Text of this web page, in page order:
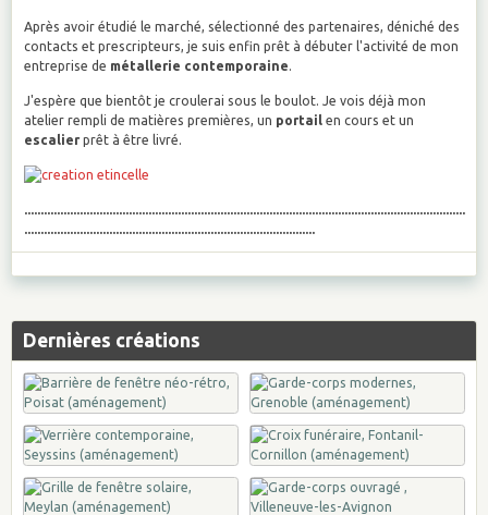
Après avoir étudié le marché, sélectionné des partenaires, déniché des
contacts et prescripteurs, je suis enfin prêt à débuter l'activité de mon
entreprise de métallerie contemporaine
J'espère que bientôt je croulerai sous le boulot. Je vois déjà mon
atelier rempli de matières premières, un portail
en cours et un
escalierprêt à être livré.
.......................................................................................................................................
.........................................................................................
Dernières créations